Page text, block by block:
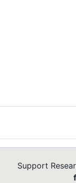
Support